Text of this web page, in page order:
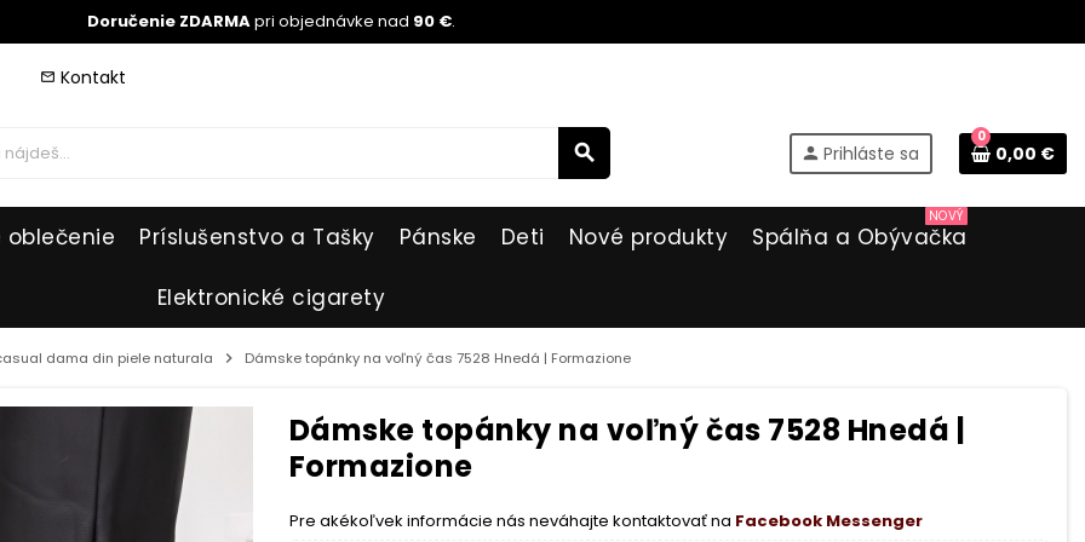
Doručenie ZDARMApri objednávke nad 90 €.
mail_outline Kontakt
search person Prihláste sa
0
0,00 €
oblečenie Príslušenstvo a Tašky Pánske Deti Nové produkty Spálňa a Obývačka
NOVÝ
Elektronické cigarety
dama din piele naturala chevron_right Dámske topánky na voľný čas 7528 Hnedá | Formazione
Dámske topánky na voľný čas 7528 Hnedá |
Formazione
Pre akékoľvek informácie nás neváhajte kontaktovať na Facebook Messenger